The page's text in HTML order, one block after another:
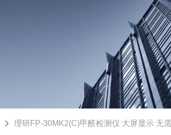
理研FP-30MK2(C)甲醛检测仪 大屏显示 无需预热